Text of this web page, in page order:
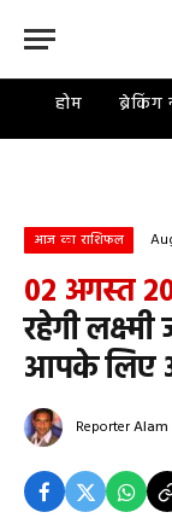
होम ब्रेकिंग
आज का राशिफल
02 अगस्त
रहेगी
आपके लिए
ReporterAlam